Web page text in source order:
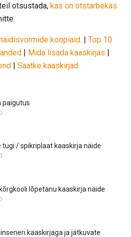
otsustada, kas on otstarbekas
koopiaid. | Top 10
| Mida lisada kaaskirjas |
| Saatke kaaskirjad
paigutus
tugi / spikriplaat kaaskirja näide
lõpetanu kaaskirja näide
kaaskirjaga ja jätkuvate